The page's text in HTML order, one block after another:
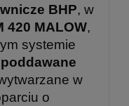
BHP, w
420 MALOW,
systemie
poddawane
w
o